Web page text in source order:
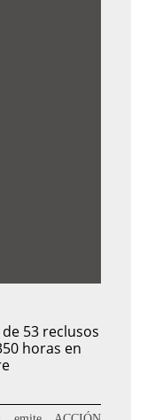
53 reclusos
horas en